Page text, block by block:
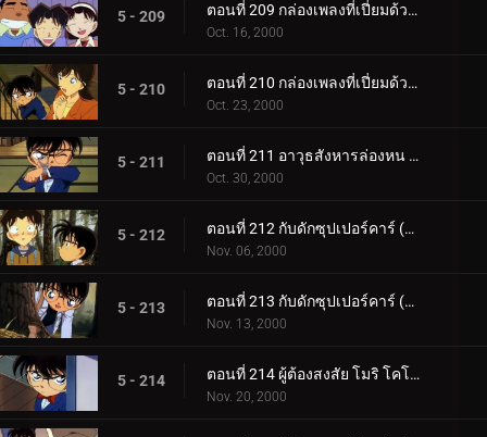
5 - 209 ตอนที่ 209 กล่องเพลงที่เปี่ยมด้วยความหมาย (ตอนแรก)
Oct. 16, 2000
5 - 210 ตอนที่ 210 กล่องเพลงที่เปี่ยมด้วยความหมาย (ตอนจบ)
Oct. 23, 2000
5 - 211 ตอนที่ 211 อาวุธสังหารล่องหน การสันนิษฐานครั้งแรกของรัน
Oct. 30, 2000
5 - 212 ตอนที่ 212 กับดักซุปเปอร์คาร์ (ตอนแรก)
Nov. 06, 2000
5 - 213 ตอนที่ 213 กับดักซุปเปอร์คาร์ (ตอนจบ)
Nov. 13, 2000
5 - 214 ตอนที่ 214 ผู้ต้องสงสัย โมริ โคโกโร่ (ตอนแรก)
Nov. 20, 2000